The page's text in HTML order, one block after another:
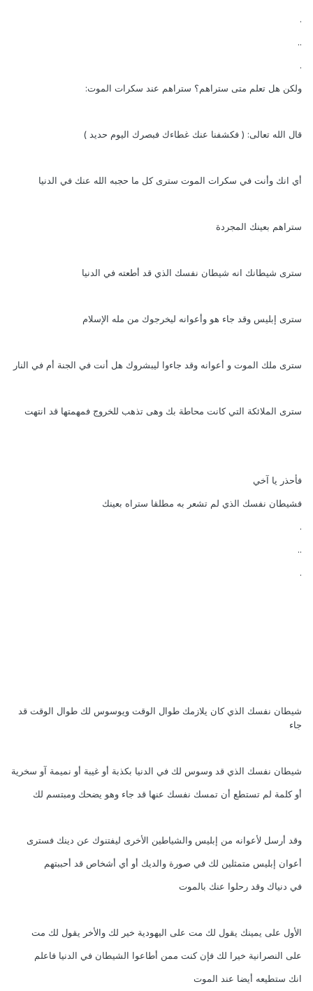
ولكن هل تعلم متى ستراهم؟ ستراهم عند سكرات الموت:
قال الله تعالى: ( فكشفنا عنك غطاءك فبصرك اليوم حديد )
أي انك وأنت في سكرات الموت سترى كل ما حجبه الله عنك في الدنيا
ستراهم بعينك المجردة
سترى شيطانك انه شيطان نفسك الذي قد أطعته في الدنيا
سترى إبليس وقد جاء هو وأعوانه ليخرجوك من مله الإسلام
سترى ملك الموت و أعوانه وقد جاءوا ليبشروك هل أنت في الجنة أم في النار
سترى الملائكة التي كانت محاطة بك وهى تذهب للخروج فمهمتها قد انتهت
فأحذر يا آخي
فشيطان نفسك الذي لم تشعر به مطلقا ستراه بعينك
شيطان نفسك الذي كان يلازمك طوال الوقت ويوسوس لك طوال الوقت قد
جاء
شيطان نفسك الذي قد وسوس لك في الدنيا بكذبة أو غيبة أو نميمة آو سخرية
أو كلمة لم تستطع أن تمسك نفسك عنها قد جاء وهو يضحك ومبتسم لك
وقد أرسل لأعوانه من إبليس والشياطين الأخرى ليفتنوك عن دينك فسترى
أعوان إبليس متمثلين لك في صورة والديك أو أي أشخاص قد أحببتهم
في دنياك وقد رحلوا عنك بالموت
الأول على يمينك يقول لك مت على اليهودية خير لك والأخر يقول لك مت
على النصرانية خيرا لك فإن كنت ممن أطاعوا الشيطان في الدنيا فاعلم
انك ستطيعه أيضا عند الموت